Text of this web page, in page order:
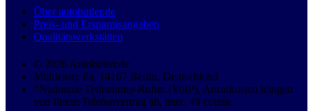
Über autobutler.de
Preis- und Ersparnisangaben
Qualitätswerkstätten
© 2026 Autobutler.de
Mühlenstr. 8a, 14167 Berlin, Deutschland
*Nationale Teilnehmer-Rufnr. (VoIP), Anrufkosten hängen
von Ihrem Telefonvertrag ab, max. 49 ct/min.